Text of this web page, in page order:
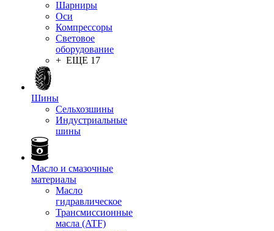
Шарниры
Оси
Компрессоры
Световое
оборудование
+ ЕЩЕ 17
Шины
Сельхозшины
Индустриальные
шины
Масло и смазочные
материалы
Масло
гидравлическое
Трансмиссионные
масла (ATF)